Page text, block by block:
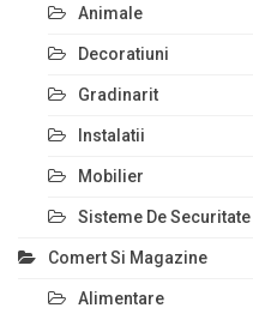
Animale
Decoratiuni
Gradinarit
Instalatii
Mobilier
Sisteme De Securitate
Comert Si Magazine
Alimentare